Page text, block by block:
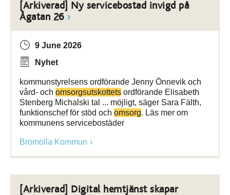
[Arkiverad] Ny servicebostad invigd på
Ågatan 26
9 June 2026
Nyhet
kommunstyrelsens ordförande Jenny Önnevik och
vård- och omsorgsutskottets ordförande Elisabeth
Stenberg Michalski tal ... möjligt, säger Sara Fälth,
funktionschef för stöd och omsorg. Läs mer om
kommunens servicebostäder
Bromölla Kommun
[Arkiverad] Digital hemtjänst skapar